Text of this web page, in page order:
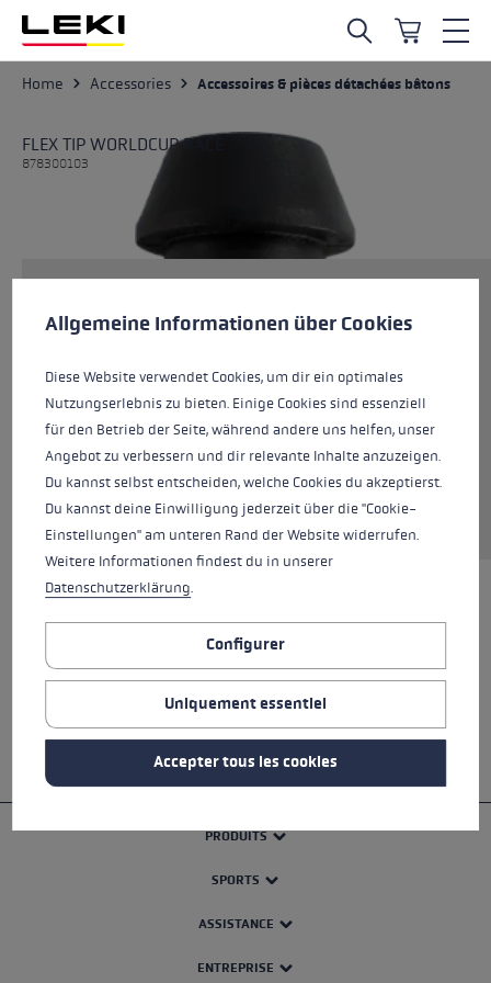
Skip to main content
Home Accessories Accessoires & pièces détachées bâtons
FLEX TIP WORLDCUP RACE
878300103
Couleurs black
Demander une pièce de rechange
TOUTES LES CARACTÉRISTIQUES
SAFETY INSTRUCTIONS
PRODUITS
SPORTS
ASSISTANCE
ENTREPRISE
Préférences en matière de cookies
This website uses cookies to give you the best possible experience.
Allgemeine Informationen über Cookies
Diese Website verwendet Cookies, um dir ein optimales
Nutzungserlebnis zu bieten. Einige Cookies sind essenziell
für den Betrieb der Seite, während andere uns helfen, unser
Angebot zu verbessern und dir relevante Inhalte anzuzeigen.
Du kannst selbst entscheiden, welche Cookies du akzeptierst.
Du kannst deine Einwilligung jederzeit über die "Cookie-
Einstellungen" am unteren Rand der Website widerrufen.
Weitere Informationen findest du in unserer
Datenschutzerklärung.
Configurer
Uniquement essentiel
Accepter tous les cookies